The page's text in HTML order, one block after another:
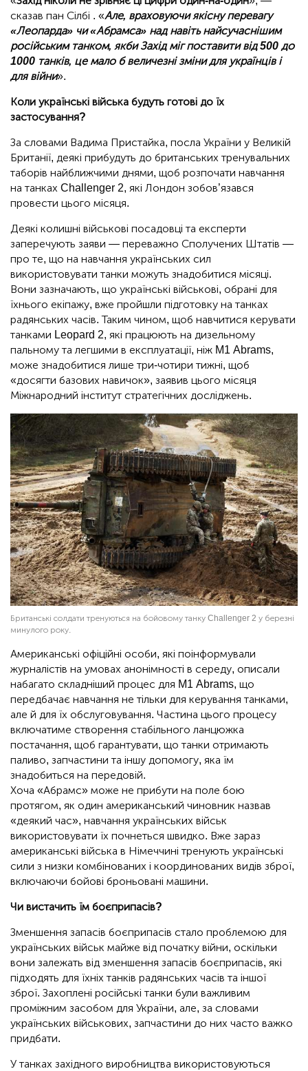
сказав пан Сілбі . «Але, враховуючи якісну перевагу
«Леопарда» чи «Абрамса» над навіть найсучаснішим
російським танком, якби Захід міг поставити від 500 до
1000 танків, це мало б величезні зміни для українців і
для війни».
Коли українські війська будуть готові до їх
застосування?
За словами Вадима Пристайка, посла України у Великій
Британії, деякі прибудуть до британських тренувальних
таборів найближчими днями, щоб розпочати навчання
на танках Challenger 2, які Лондон зобов’язався
провести цього місяця.
Деякі колишні військові посадовці та експерти
заперечують заяви — переважно Сполучених Штатів —
про те, що на навчання українських сил
використовувати танки можуть знадобитися місяці.
Вони зазначають, що українські військові, обрані для
їхнього екіпажу, вже пройшли підготовку на танках
радянських часів. Таким чином, щоб навчитися керувати
танками Leopard 2, які працюють на дизельному
пальному та легшими в експлуатації, ніж M1 Abrams,
може знадобитися лише три-чотири тижні, щоб
«досягти базових навичок», заявив цього місяця
Міжнародний інститут стратегічних досліджень.
Британські солдати тренуються на бойовому танку Challenger 2 у березні
минулого року.
Американські офіційні особи, які поінформували
журналістів на умовах анонімності в середу, описали
набагато складніший процес для M1 Abrams, що
передбачає навчання не тільки для керування танками,
але й для їх обслуговування. Частина цього процесу
включатиме створення стабільного ланцюжка
постачання, щоб гарантувати, що танки отримають
паливо, запчастини та іншу допомогу, яка їм
знадобиться на передовій.
Хоча «Абрамс» може не прибути на поле бою
протягом, як один американський чиновник назвав
«деякий час», навчання українських військ
використовувати їх почнеться швидко. Вже зараз
американські війська в Німеччині тренують українські
сили з низки комбінованих і координованих видів зброї,
включаючи бойові броньовані машини.
Чи вистачить їм боєприпасів?
Зменшення запасів боєприпасів стало проблемою для
українських військ майже від початку війни, оскільки
вони залежать від зменшення запасів боєприпасів, які
підходять для їхніх танків радянських часів та іншої
зброї. Захоплені російські танки були важливим
проміжним засобом для України, але, за словами
українських військових, запчастини до них часто важко
придбати.
У танках західного виробництва використовуються